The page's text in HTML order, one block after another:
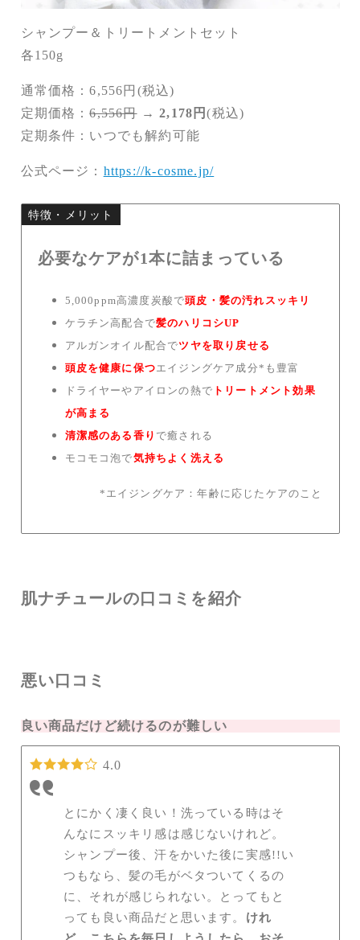
シャンプー＆トリートメントセット
各150g
通常価格：6,556円(税込)
定期価格：6,556円→2,178円(税込)
定期条件：いつでも解約可能
公式ページ： https://k-cosme.jp/
特徴・メリット
必要なケアが1本に詰まっている
5,000ppm高濃度炭酸で頭皮・髪の汚れスッキリ
ケラチン高配合で髪のハリコシUP
アルガンオイル配合でツヤを取り戻せる
頭皮を健康に保つ エイジングケア成分*も豊富
ドライヤーやアイロンの熱で トリートメント効果
が高まる
清潔感のある香り で癒される
モコモコ泡で気持ちよく洗える
*エイジングケア：年齢に応じたケアのこと
肌ナチュールの口コミを紹介
悪い口コミ
良い商品だけど続けるのが難しい
4.0
とにかく凄く良い！洗っている時はそ
んなにスッキリ感は感じないけれど。
シャンプー後、汗をかいた後に実感!!い
つもなら、髪の毛がベタついてくるの
に、それが感じられない。とってもと
っても良い商品だと思います。 けれ